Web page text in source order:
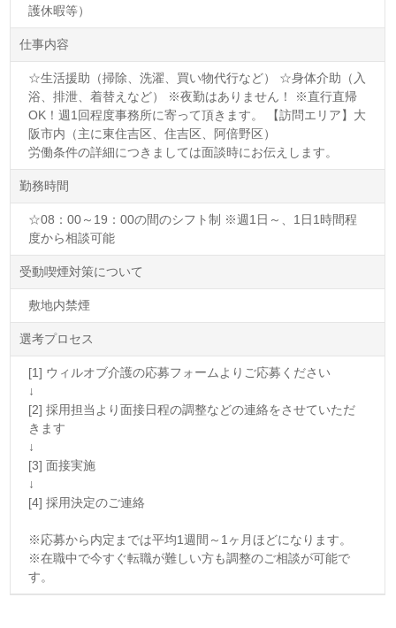
護休暇等）
仕事内容
☆生活援助（掃除、洗濯、買い物代行など） ☆身体介助（入
浴、排泄、着替えなど） ※夜勤はありません！ ※直行直帰
OK！週1回程度事務所に寄って頂きます。 【訪問エリア】大
阪市内（主に東住吉区、住吉区、阿倍野区）
労働条件の詳細につきましては面談時にお伝えします。
勤務時間
☆08：00～19：00の間のシフト制 ※週1日～、1日1時間程
度から相談可能
受動喫煙対策について
敷地内禁煙
選考プロセス
[1] ウィルオブ介護の応募フォームよりご応募ください
↓
[2] 採用担当より面接日程の調整などの連絡をさせていただ
きます
↓
[3] 面接実施
↓
[4] 採用決定のご連絡
※応募から内定までは平均1週間～1ヶ月ほどになります。
※在職中で今すぐ転職が難しい方も調整のご相談が可能で
す。